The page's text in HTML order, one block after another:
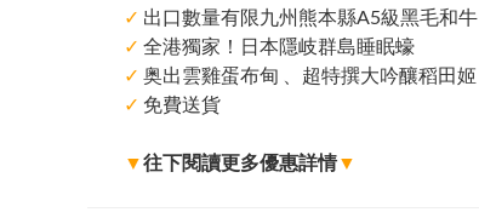
✓ 出口數量有限九州熊本縣A5級黑毛和牛
✓ 全港獨家！日本隱岐群島睡眠蠔
✓ 奥出雲雞蛋布甸 、超特撰大吟釀稻田姬
✓ 免費送貨
▼往下閱讀更多優惠詳情▼